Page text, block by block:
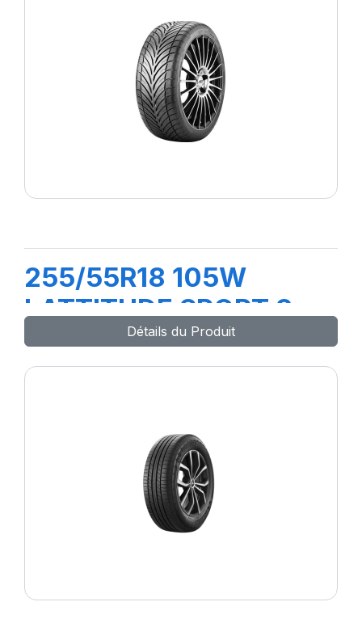
255/55R18 105W
LATTITUDE SPORT 3
(N0)
Détails du Produit